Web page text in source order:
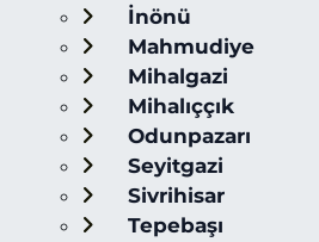
İnönü
Mahmudiye
Mihalgazi
Mihalıççık
Odunpazarı
Seyitgazi
Sivrihisar
Tepebaşı